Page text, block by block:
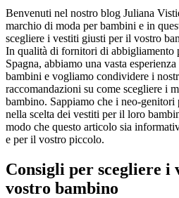
Benvenuti nel nostro blog Juliana
marchio di moda per bambini e in
scegliere i vestiti giusti per il vostro
In qualità di fornitori di abbigliamento
Spagna, abbiamo una vasta
bambini e vogliamo condividere i
raccomandazioni su come scegliere i
bambino. Sappiamo che i neo-genitori
nella scelta dei vestiti per il loro
modo che questo articolo sia
e per il vostro piccolo.
Consigli per scegliere
vostro bambino